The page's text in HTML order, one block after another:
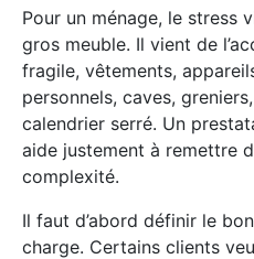
Pour un ménage, le stress
gros meuble. Il vient de
fragile, vêtements,
personnels, caves,
calendrier serré. Un
aide justement à remettre
complexité.
Il faut d’abord définir le
charge. Certains clients